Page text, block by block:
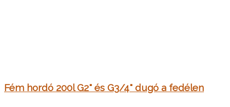
Fém hordó 200l G2" és G3/4" dugó a fedélen